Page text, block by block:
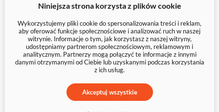
Niniejsza strona korzysta z plików cookie
Wykorzystujemy pliki cookie do spersonalizowania treści i reklam,
aby oferować funkcje społecznościowe i analizować ruch w naszej
witrynie. Informacje o tym, jak korzystasz z naszej witryny,
udostępniamy partnerom społecznościowym, reklamowym i
analitycznym. Partnerzy mogą połączyć te informacje z innymi
danymi otrzymanymi od Ciebie lub uzyskanymi podczas korzystania
z ich usług.
Akceptuj wszystkie